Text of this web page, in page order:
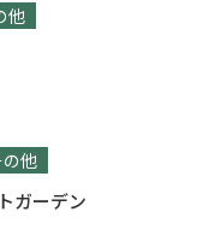
他
の他
ガーデン